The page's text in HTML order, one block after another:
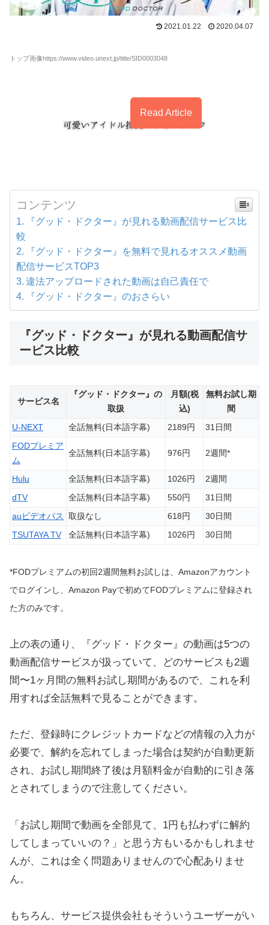
2021.01.22 2020.04.07
トップ画像https://www.video.unext.jp/title/SID0003048
Read Article
コンテンツ
『グッド・ドクター』が見れる動画配信サービス比
較
『グッド・ドクター』を無料で見れるオススメ動画
配信サービスTOP3
違法アップロードされた動画は自己責任で
『グッド・ドクター』のおさらい
『グッド・ドクター』が見れる動画配信サ
ービス比較
サービス名
『グッド・ドクター』の
取扱
月額(税
込)
無料お試し期
間
U-NEXT 全話無料(日本語字幕) 2189円 31日間
FODプレミア
ム
全話無料(日本語字幕) 976円 2週間*
Hulu 全話無料(日本語字幕) 1026円 2週間
dTV 全話無料(日本語字幕) 550円 31日間
auビデオパス 取扱なし 618円 30日間
TSUTAYA TV 全話無料(日本語字幕) 1026円 30日間
*FODプレミアムの初回2週間無料お試しは、Amazonアカウント
でログインし、Amazon Payで初めてFODプレミアムに登録され
た方のみです。
上の表の通り、『グッド・ドクター』の動画は5つの
動画配信サービスが扱っていて、どのサービスも2週
間〜1ヶ月間の無料お試し期間があるので、これを利
用すれば全話無料で見ることができます。
ただ、登録時にクレジットカードなどの情報の入力が
必要で、解約を忘れてしまった場合は契約が自動更新
され、お試し期間終了後は月額料金が自動的に引き落
とされてしまうので注意してください。
「お試し期間で動画を全部見て、1円も払わずに解約
してしまっていいの？」と思う方もいるかもしれませ
んが、これは全く問題ありませんので心配ありませ
ん。
もちろん、サービス提供会社もそういうユーザーがい